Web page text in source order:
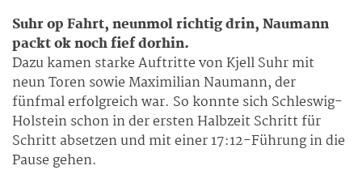
Suhr op Fahrt, neunmol richtig drin, Naumann
packt ok noch fief dorhin.
Dazu kamen starke Auftritte von Kjell Suhr mit
neun Toren sowie Maximilian Naumann, der
fünfmal erfolgreich war. So konnte sich Schleswig-
Holstein schon in der ersten Halbzeit Schritt für
Schritt absetzen und mit einer 17:12-Führung in die
Pause gehen.